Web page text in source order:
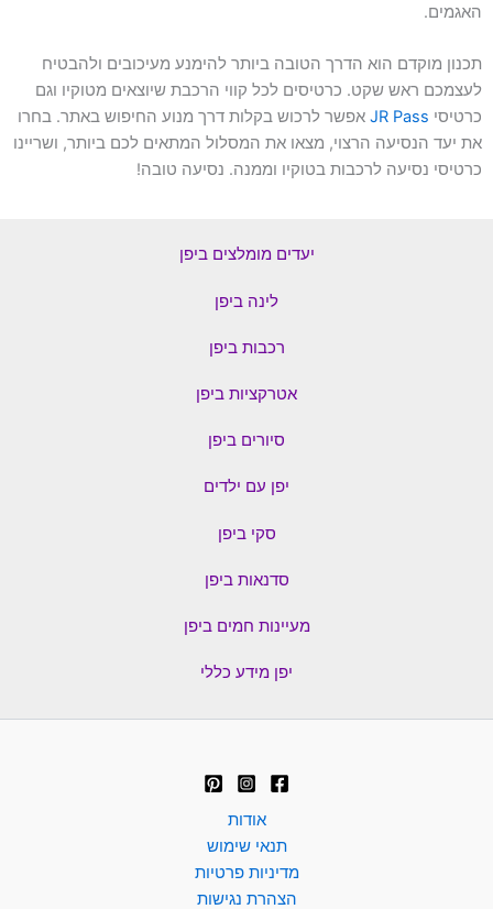
האגמים.
תכנון מוקדם הוא הדרך הטובה ביותר להימנע מעיכובים ולהבטיח
לעצמכם ראש שקט. כרטיסים לכל קווי הרכבת שיוצאים מטוקיו וגם
כרטיסי JR Pass אפשר לרכוש בקלות דרך מנוע החיפוש באתר. בחרו
את יעד הנסיעה הרצוי, מצאו את המסלול המתאים לכם ביותר, ושריינו
כרטיסי נסיעה לרכבות בטוקיו וממנה. נסיעה טובה!
יעדים מומלצים ביפן
לינה ביפן
רכבות ביפן
אטרקציות ביפן
סיורים ביפן
יפן עם ילדים
סקי ביפן
סדנאות ביפן
מעיינות חמים ביפן
יפן מידע כללי
אודות
תנאי שימוש
מדיניות פרטיות
הצהרת נגישות